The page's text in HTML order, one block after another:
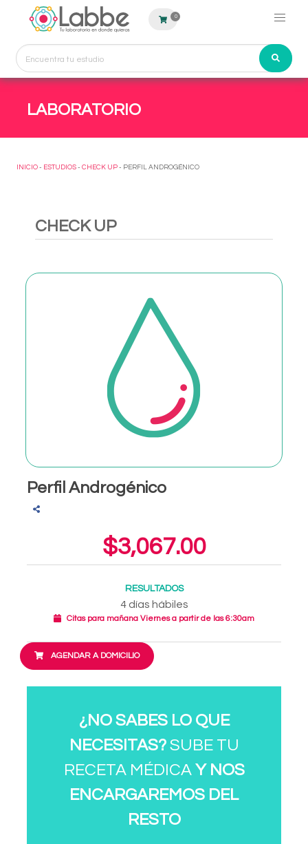
0
LABORATORIO
INICIO - ESTUDIOS - CHECK UP - PERFIL ANDROGÉNICO
CHECK UP
Perfil Androgénico
$3,067.00
RESULTADOS
4 días hábiles
Citas para mañana Viernes a partir de las 6:30am
AGENDAR A DOMICILIO
¿NO SABES LO QUE
NECESITAS?SUBE TU
RECETA MÉDICA Y NOS
ENCARGAREMOS DEL
RESTO